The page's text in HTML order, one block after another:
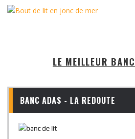
LE MEILLEUR
BANC ADAS - LA REDOUTE